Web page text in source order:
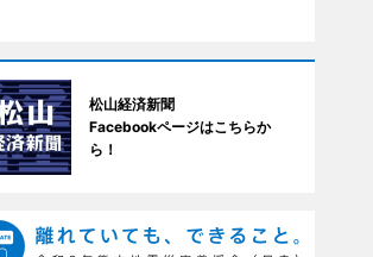
松山経済新聞
Facebookページはこちらか
ら！